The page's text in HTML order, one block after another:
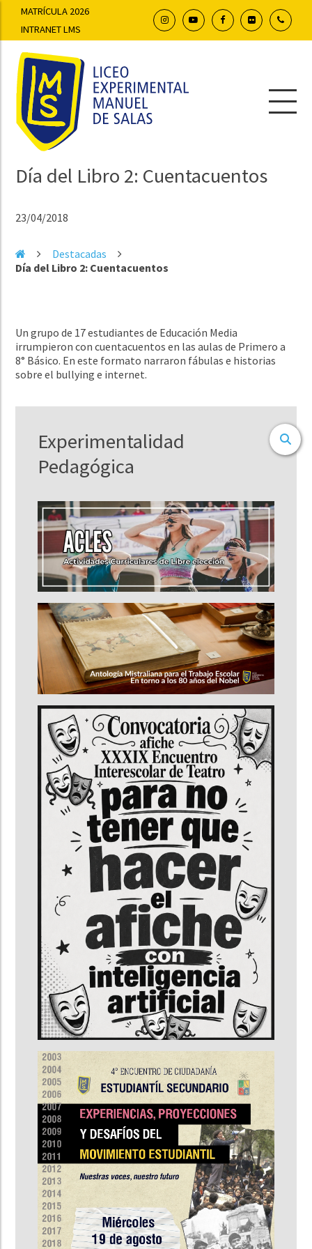
MATRÍCULA 2026
INTRANET LMS
Día del Libro 2: Cuentacuentos
23/04/2018
Destacadas
Día del Libro 2: Cuentacuentos
Un grupo de 17 estudiantes de Educación Media
irrumpieron con cuentacuentos en las aulas de Primero a
8° Básico. En este formato narraron fábulas e historias
sobre el bullying e internet.
Experimentalidad
Pedagógica